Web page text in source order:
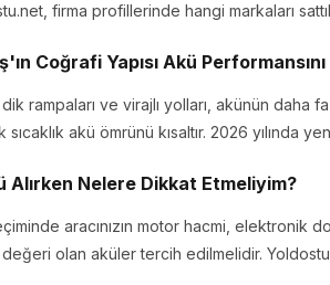
firma profillerinde hangi markaları
Coğrafi Yapısı Akü
dik rampaları ve virajlı yolları, akünün daha
sıcaklık akü ömrünü kısaltır. 2026 yılında
Alırken Nelere Dikkat Etmeliyim?
aracınızın motor hacmi, elektronik
değeri olan aküler tercih edilmelidir.